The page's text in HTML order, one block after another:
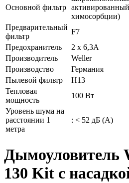
Основной фильтр
химосорбции)
Предварительный
фильтр
F7
Предохранитель
2 x 6,3A
Производитель
Weller
Производство
Германия
Пылевой фильтр
H13
Тепловая
мощность
100 Вт
Уровень шума на
расстоянии 1
метра
: < 52 дБ (А)
Дымоуловитель
130 Kit с